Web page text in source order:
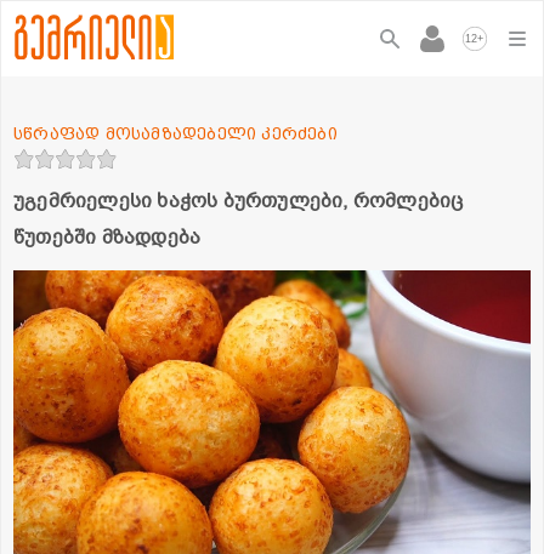
12+
უგემრიელესი ხაჭოს ბურთულები, რომლებიც
წუთებში მზადდება
სწრაფად მოსამზადებელი კერძები